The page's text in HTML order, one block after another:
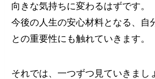
向きな気持ちに変わるはずです。
今後の人生の安心材料となる、自
との重要性にも触れていきます。
それでは、一つずつ見ていきまし